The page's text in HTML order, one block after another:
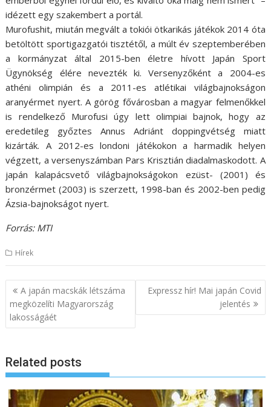
idézett egy szakembert a portál.
Murofushit, miután megvált a tokiói ötkarikás játékok 2014 óta
betöltött sportigazgatói tisztétől, a múlt év szeptemberében
a kormányzat által 2015-ben életre hívott Japán Sport
Ügynökség élére nevezték ki. Versenyzőként a 2004-es
athéni olimpián és a 2011-es atlétikai világbajnokságon
aranyérmet nyert. A görög fővárosban a magyar felmenőkkel
is rendelkező Murofusi úgy lett olimpiai bajnok, hogy az
eredetileg győztes Annus Adriánt doppingvétség miatt
kizárták. A 2012-es londoni játékokon a harmadik helyen
végzett, a versenyszámban Pars Krisztián diadalmaskodott. A
japán kalapácsvető világbajnokságokon ezüst- (2001) és
bronzérmet (2003) is szerzett, 1998-ban és 2002-ben pedig
Ázsia-bajnokságot nyert.
Forrás: MTI
Hírek
B
e
g
y
z
é
A japán macskák létszáma
megközelíti Magyarország
lakosságáét
Expressz hír! Mai japán Covid
jelentés
Related posts